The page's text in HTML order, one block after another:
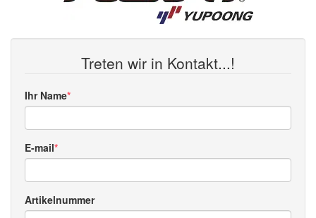
Treten wir in Kontakt...!
Ihr Name
E-mail
Artikelnummer